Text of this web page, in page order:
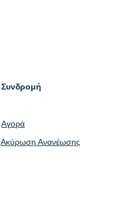
Συνδρομή
Αγορά
Ακύρωση Ανανέωσης